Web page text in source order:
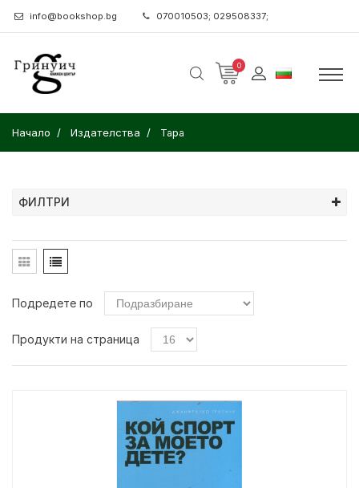
info@bookshop.bg 070010503; 029508337;
0
Начало Издателства Тара
ФИЛТРИ
Подредете по
Продукти на страница